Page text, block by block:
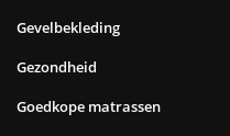
Gevelbekleding
Gezondheid
Goedkope matrassen